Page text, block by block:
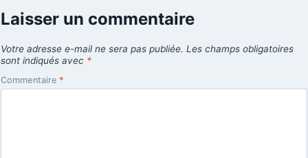
Laisser un commentaire
Votre adresse e-mail ne sera pas publiée. Les champs obligatoires
sont indiqués avec *
Commentaire *